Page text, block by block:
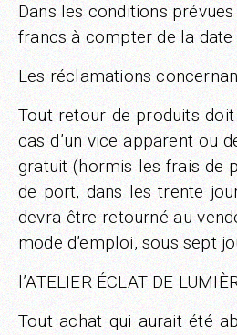
Dans les conditions
francs à compter de la
Les réclamations
Tout retour de produits
cas d’un vice apparent ou
gratuit (hormis les frais de
de port, dans les trente
devra être retourné au
mode d’emploi, sous sept
l’ATELIER ÉCLAT DE
Tout achat qui aurait été